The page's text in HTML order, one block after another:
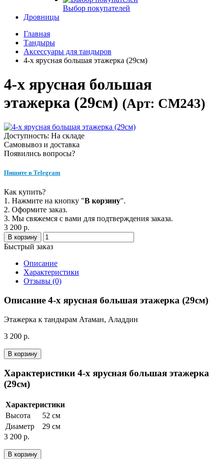
Выбор покупателей
Дровницы
Главная
Тандыры
Аксессуары для тандыров
4-х ярусная большая этажерка (29см)
4-х ярусная большая
этажерка (29см) (Арт: СМ243)
Доступность: На складе
Самовывоз и доставка
Появились вопросы?
Пишите в Telegram
Как купить?
1. Нажмите на кнопку "В корзину".
2. Оформите заказ.
3. Мы свяжемся с вами для подтверждения заказа.
3 200 р.
В корзину
Быстрый заказ
Описание
Характеристики
Отзывы (0)
Описание 4-х ярусная большая этажерка (29см)
Этажерка к тандырам Атаман, Аладдин
3 200 р.
В корзину
Характеристики 4-х ярусная большая этажерка
(29см)
Характеристики
Высота
52 см
Диаметр
29 см
3 200 р.
В корзину